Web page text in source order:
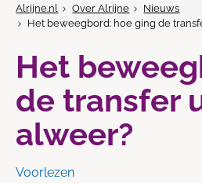
Alrijne.nl Over Alrijne
Nieuws
Het beweegbord: hoe ging de
Het
de transfer
alweer?
Voorlezen